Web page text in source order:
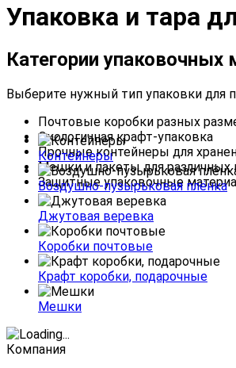
Упаковка и тара
Категории упаковочных
Выберите нужный тип упаковки для
Почтовые коробки разных
Экологичная крафт-упаковка
Прочные контейнеры для
Мешки и пакеты для различных
Защитные упаковочные
Контейнеры
Воздушно-пузырьковая плёнка
Джутовая веревка
Коробки почтовые
Крафт коробки, подарочные
Мешки
Компания